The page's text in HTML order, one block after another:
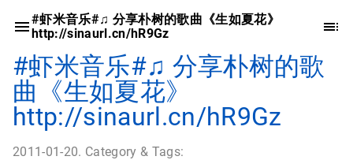
#虾米音乐#♫ 分享朴树的歌曲《生如夏花》
http://sinaurl.cn/hR9Gz
#虾米音乐#♫ 分享朴树的歌
曲《生如夏花》
http://sinaurl.cn/hR9Gz
2011-01-20. Category & Tags: